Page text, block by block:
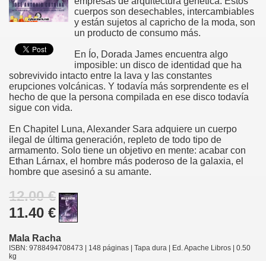
cuerpos son desechables, intercambiables
y están sujetos al capricho de la moda, son
un producto de consumo más.
En Ío, Dorada James encuentra algo
imposible: un disco de identidad que ha
sobrevivido intacto entre la lava y las constantes
erupciones volcánicas. Y todavía más sorprendente es el
hecho de que la persona compilada en ese disco todavía
sigue con vida.
En Chapitel Luna, Alexander Sara adquiere un cuerpo
ilegal de última generación, repleto de todo tipo de
armamento. Solo tiene un objetivo en mente: acabar con
Ethan Lárnax, el hombre más poderoso de la galaxia, el
hombre que asesinó a su amante.
12.00 €
11.40 €
Mala Racha
ISBN: 9788494708473 | 148 páginas | Tapa dura | Ed. Apache Libros | 0.50
kg